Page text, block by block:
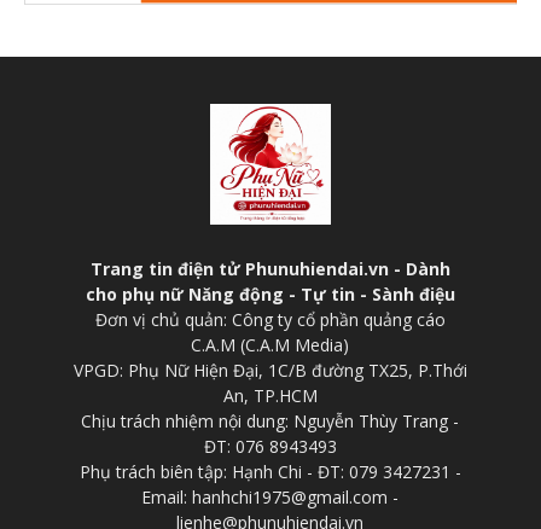
Trang tin điện tử Phunuhiendai.vn - Dành
cho phụ nữ Năng động - Tự tin - Sành điệu
Đơn vị chủ quản: Công ty cổ phần quảng cáo
C.A.M (C.A.M Media)
VPGD: Phụ Nữ Hiện Đại, 1C/B đường TX25, P.Thới
An, TP.HCM
Chịu trách nhiệm nội dung: Nguyễn Thùy Trang -
ĐT: 076 8943493
Phụ trách biên tập: Hạnh Chi - ĐT: 079 3427231 -
Email: hanhchi1975@gmail.com -
lienhe@phunuhiendai.vn